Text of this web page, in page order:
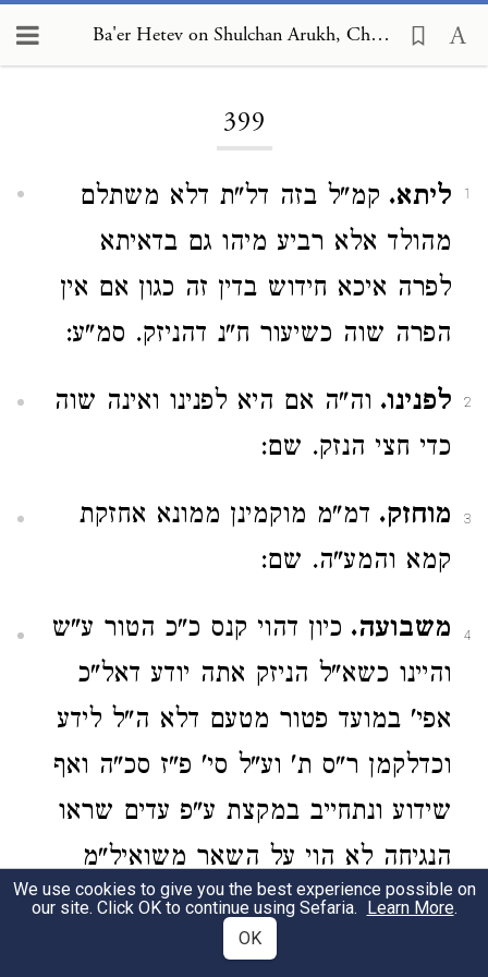
Ba'er Hetev on Shulchan Arukh, Choshen Mishpat 399
399
1 ליתא. קמ"ל בזה דל"ת דלא משתלם
מהולד אלא רביע מיהו גם בדאיתא
לפרה איכא חידוש בדין זה כגון אם אין
הפרה שוה כשיעור ח"נ דהניזק. סמ"ע:
2 לפנינו. וה"ה אם היא לפנינו ואינה שוה
כדי חצי הנזק. שם:
3 מוחזק. דמ"מ מוקמינן ממונא אחזקת
קמא והמע"ה. שם:
4 משבועה. כיון דהוי קנס כ"כ הטור ע"ש
והיינו כשא"ל הניזק אתה יודע דאל"כ
אפי' במועד פטור מטעם דלא ה"ל לידע
וכדלקמן ר"ס ת' וע"ל סי' פ"ז סכ"ה ואף
שידוע ונתחייב במקצת ע"פ עדים שראו
הנגיחה לא הוי על השאר משואיל"מ
בקנס כמ"שהתו' ר"פ הפרהועוד כתבו
תירוץ אחר דלא ה"ל לידע וכ"כ בנ"י
We use cookies to give you the best experience possible on
our site. Click OK to continue using Sefaria. Learn More.
OK